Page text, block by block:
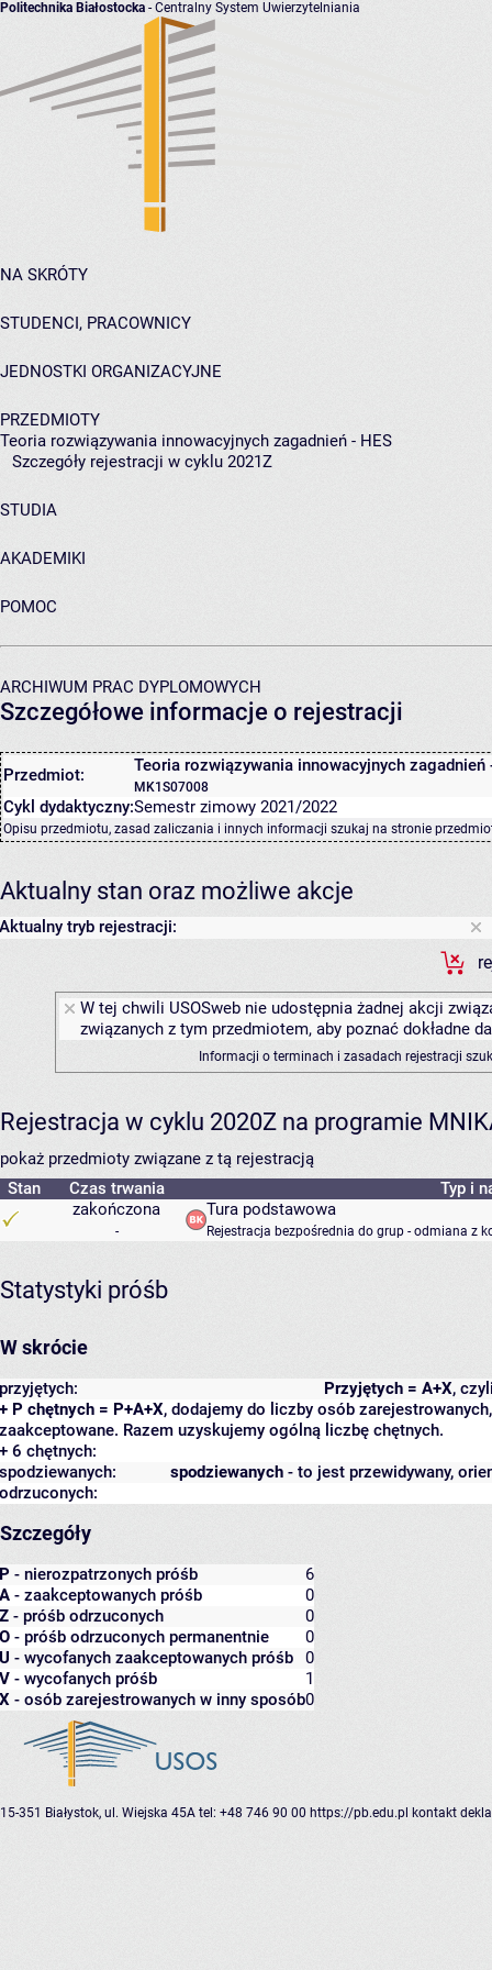
Politechnika Białostocka - Centralny System Uwierzytelniania
NA SKRÓTY
STUDENCI, PRACOWNICY
JEDNOSTKI ORGANIZACYJNE
PRZEDMIOTY
Teoria rozwiązywania innowacyjnych zagadnień - HES
Szczegóły rejestracji w cyklu 2021Z
STUDIA
AKADEMIKI
POMOC
ARCHIWUM PRAC DYPLOMOWYCH
Szczegółowe informacje o rejestracji
Przedmiot: Teoria rozwiązywania innowacyjnych zagadnień
MK1S07008
Cykl dydaktyczny:Semestr zimowy 2021/2022
Opisu przedmiotu, zasad zaliczania i innych informacji szukaj na stronie
Aktualny stan oraz możliwe akcje
Aktualny tryb rejestracji:
W tej chwili USOSweb nie udostępnia żadnej akcji
związanych z tym przedmiotem, aby poznać dokładne
Informacji o terminach i zasadach rejestracji
Rejestracja w cyklu 2020Z na programie
pokaż przedmioty związane z tą rejestracją
Stan
Czas trwania
Typ i
zakończona
-
Tura podstawowa
Rejestracja bezpośrednia do grup - odmiana z
Statystyki próśb
W skrócie
Przyjętych = A+X,
przyjętych:
+ P chętnych = P+A+X, dodajemy do liczby osób
zaakceptowane. Razem uzyskujemy ogólną liczbę chętnych.
+ 6 chętnych:
spodziewanych - to jest przewidywany,
spodziewanych:
odrzuconych:
Szczegóły
P - nierozpatrzonych próśb
6
A - zaakceptowanych próśb
0
Z - próśb odrzuconych
0
O - próśb odrzuconych permanentnie
0
U - wycofanych zaakceptowanych próśb
0
V - wycofanych próśb
1
X - osób zarejestrowanych w inny sposób0
15-351 Białystok, ul. Wiejska 45A tel: +48 746 90 00 https://pb.edu.pl kontakt